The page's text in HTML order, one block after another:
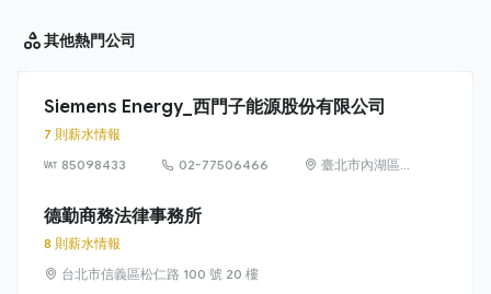
其他熱門公司
Siemens Energy_西門子能源股份有限公司
7 則薪水情報
85098433
02-77506466
臺北市內湖區
德勤商務法律事務所
8 則薪水情報
台北市信義區松仁路 100 號 20 樓